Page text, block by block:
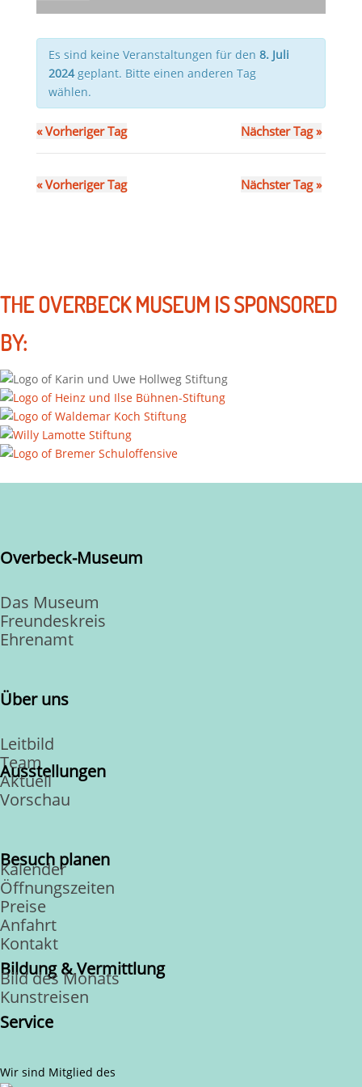
Es sind keine Veranstaltungen für den 8. Juli
2024geplant. Bitte einen anderen Tag
wählen.
«Vorheriger Tag Nächster Tag»
«Vorheriger Tag Nächster Tag»
THE OVERBECK MUSEUM IS SPONSORED
BY:
Overbeck-Museum
Das Museum
Freundeskreis
Ehrenamt
Über uns
Leitbild
Team
Ausstellungen
Aktuell
Vorschau
Besuch planen
Kalender
Öffnungszeiten
Preise
Anfahrt
Kontakt
Bildung & Vermittlung
Bild des Monats
Kunstreisen
Service
Wir sind Mitglied des